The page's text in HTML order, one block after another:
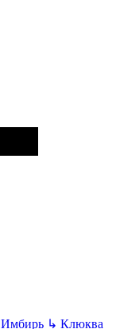
Имбирь ↳ Клюква